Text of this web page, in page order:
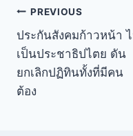
PREVIOUS
ประกันสังคมก้าวหน้า
เป็นประชาธิปไตย ดัน
ยกเลิกปฏิทินทั้งที่มีคน
ต้อง